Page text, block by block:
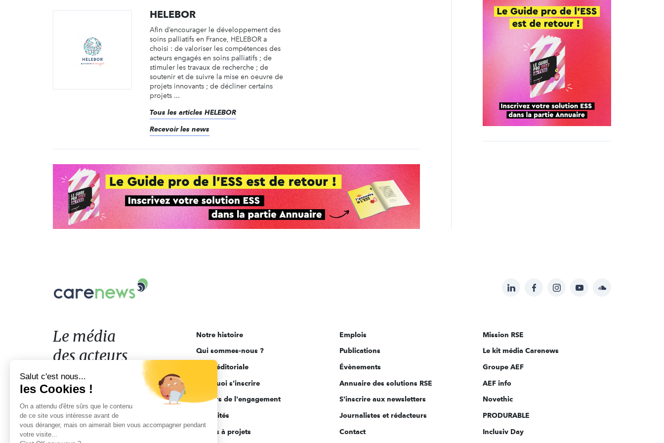
HELEBOR
Afin d’encourager le développement des
soins palliatifs en France, HELEBOR a
choisi : de valoriser les compétences des
acteurs engagés en soins palliatifs ; de
stimuler les travaux de recherche ; de
soutenir et de suivre la mise en oeuvre de
projets innovants ; de décliner certains
projets ...
Tous les articles HELEBOR
Recevoir les news
Suivez-
sur:
LinkedInFacebookInstagramYouTubeSoundcloud
Le
acteurs
de
l'engagement
Le média
des acteurs
de l'engagement
Notre histoire
Qui sommes-nous ?
Ligne éditoriale
Pourquoi s'inscrire
Acteurs de l'engagement
Actualités
Appels à projets
Emplois
Publications
Évènements
Annuaire des solutions RSE
S'inscrire aux newsletters
Journalistes et rédacteurs
Contact
Mission RSE
Le kit média Carenews
Groupe AEF
AEF info
Novethic
PRODURABLE
Inclusiv Day
Salut c'est nous...
les Cookies !
On a attendu d'être sûrs que le contenu
de ce site vous intéresse avant de
vous déranger, mais on aimerait bien vous accompagner pendant
votre visite...